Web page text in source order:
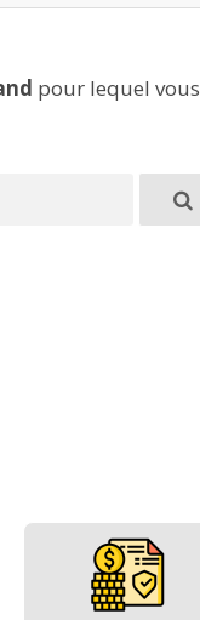
pour lequel vous